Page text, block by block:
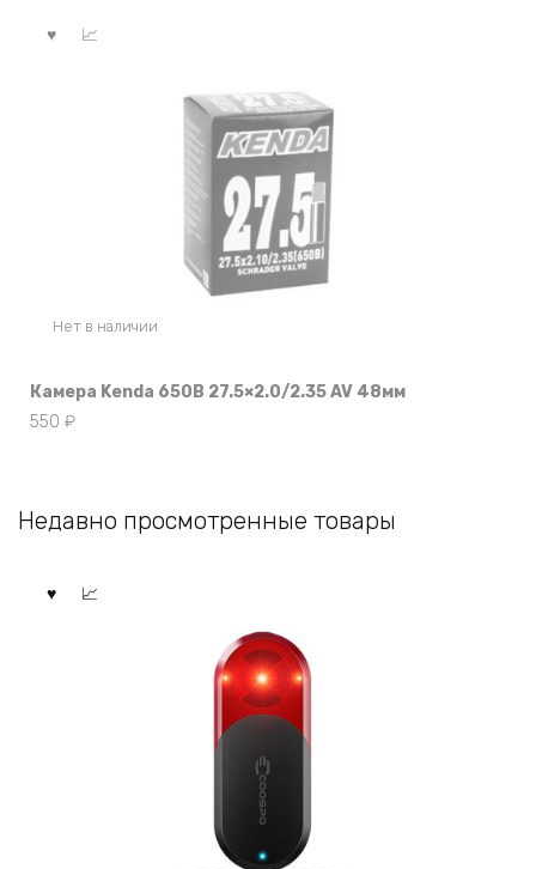
Нет в наличии
Камера Kenda 650B 27.5×2.0/2.35 AV 48мм
550 ₽
Недавно просмотренные товары